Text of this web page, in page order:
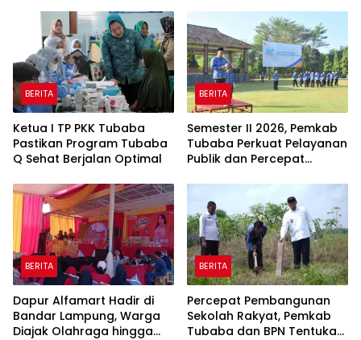
BERITA
Ketua I TP PKK Tubaba
Pastikan Program Tubaba
Q Sehat Berjalan Optimal
BERITA
Semester II 2026, Pemkab
Tubaba Perkuat Pelayanan
Publik dan Percepat
BERITA
Dapur Alfamart Hadir di
Bandar Lampung, Warga
Diajak Olahraga hingga
BERITA
Percepat Pembangunan
Sekolah Rakyat, Pemkab
Tubaba dan BPN Tentukan